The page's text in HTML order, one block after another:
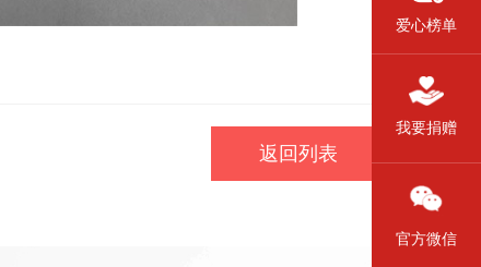
返回列表
爱心榜单
我要捐赠
官方微信